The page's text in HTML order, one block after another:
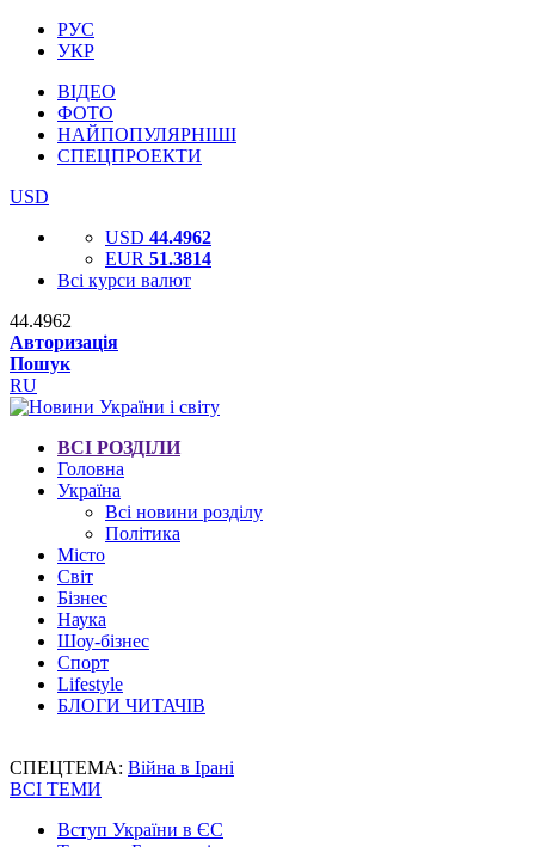
РУС
УКР
ВІДЕО
ФОТО
НАЙПОПУЛЯРНІШІ
СПЕЦПРОЕКТИ
USD
USD 44.4962
EUR 51.3814
Всі курси валют
44.4962
Авторизація
Пошук
RU
ВСІ РОЗДІЛИ
Головна
Україна
Всі новини розділу
Політика
Місто
Світ
Бізнес
Наука
Шоу-бізнес
Спорт
Lifestyle
БЛОГИ ЧИТАЧІВ
СПЕЦТЕМА: Війна в Ірані
ВСІ ТЕМИ
Вступ України в ЄС